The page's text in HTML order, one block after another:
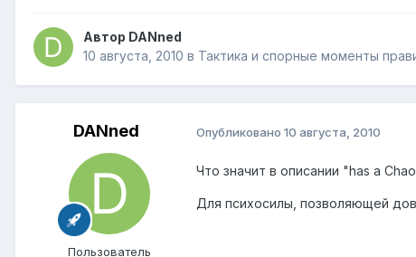
Автор DANned
10 августа, 2010 в Тактика и спорные моменты
DANned
Пользователь
Опубликовано 10 августа, 2010
Что значит в описании "has a
Для психосилы, позволяющей